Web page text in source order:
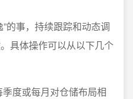
的事，持续跟踪和动态调
具体操作可以从以下几个
度或每月对仓储布局相